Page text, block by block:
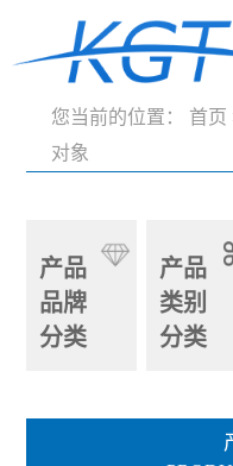
您当前的位置： 首页
对象
产品
品牌
分类
产品
类别
分类